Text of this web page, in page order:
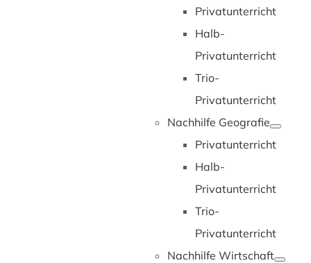
Privatunterricht
Halb-
Privatunterricht
Trio-
Privatunterricht
Nachhilfe Geografie
Privatunterricht
Halb-
Privatunterricht
Trio-
Privatunterricht
Nachhilfe Wirtschaft